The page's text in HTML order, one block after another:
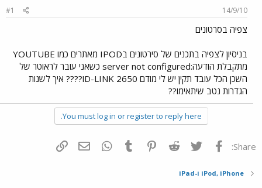
ו
ש
א
ר
14/9/10
#1
צפיה בסרטונים
בניסיון לצפיה בתכנים של סירטונים בIPOD מאתרים כמו YOUTUBE
מתקבלת הודעה:server not configured כשאני עובר לראוטר של
השכן הכל עובד תקין יש לי מודם D-LINK 2650ו???? איך לשנות
הגדרות נטב שיתאימו??
You must log in or register to reply here.
Share: פייסבוק Twitter
Reddit
Pinterest
Tumblr
WhatsAppדואר אלקטרוני
iPod, iPhone ו-iPad